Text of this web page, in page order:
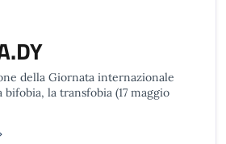
della Giornata internazionale
la transfobia (17 maggio